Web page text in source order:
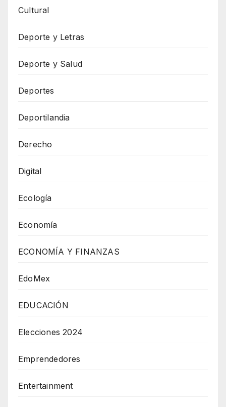
Cultural
Deporte y Letras
Deporte y Salud
Deportes
Deportilandia
Derecho
Digital
Ecología
Economía
ECONOMÍA Y FINANZAS
EdoMex
EDUCACIÓN
Elecciones 2024
Emprendedores
Entertainment